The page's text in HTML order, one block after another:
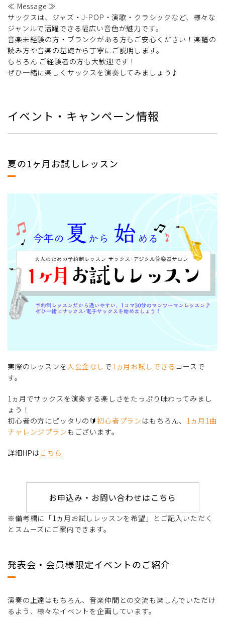
≪ Message ≫
サックスは、ジャズ・J-POP・演歌・クラシックなど、様々な
ジャンルで活躍できる幅広い音色が魅力です。
音楽未経験の方・ブランクがある方もご安心ください！楽譜の
読み方や音楽の基礎から丁寧にご説明します。
もちろん ご経験者の方も大歓迎です！
ぜひ一緒に楽しくサックスを演奏してみましょう♪
イベント・キャンペーン情報
夏の1ヶ月お試しレッスン
実際のレッスンを 入会金なし で1ヵ月お試しできる コースで
す。
1ヵ月でサックスを演奏する楽しさをたっぷり味わってみまし
ょう！
初心者の方にピッタリの🔰初心者プラン はもちろん、 1ヵ月1曲
チャレンジプランもございます。
詳細HPはこちら
お申込み・お問い合わせはこちら
※備考欄に「1ヵ月お試しレッスンを希望」とご記入いただく
とスムーズにご案内できます。
発表会・会員様限定イベントのご紹介
演奏の上達はもちろん、音楽仲間との交流も楽しんでいただけ
るよう、様々なイベントを企画しています。